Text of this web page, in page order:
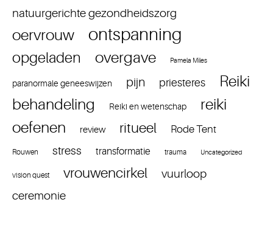
natuurgerichte gezondheidszorg
oervrouw ontspanning
opgeladen overgave Pamela Miles
paranormale geneeswijzen pijn priesteres
Reiki
behandeling
Reiki en wetenschap
reiki
oefenen
review ritueel Rode Tent
Rouwen stress transformatie trauma Uncategorized
vision quest vrouwencirkel
vuurloop
ceremonie